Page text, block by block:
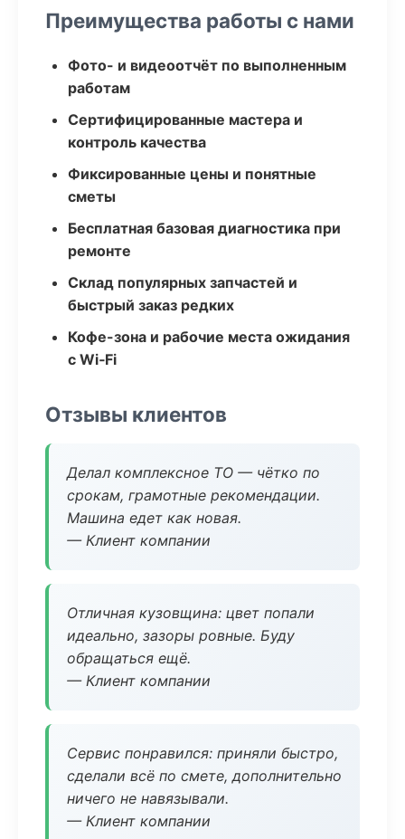
Преимущества работы с нами
Фото- и видеоотчёт по выполненным
работам
Сертифицированные мастера и
контроль качества
Фиксированные цены и понятные
сметы
Бесплатная базовая диагностика при
ремонте
Склад популярных запчастей и
быстрый заказ редких
Кофе-зона и рабочие места ожидания
с Wi‑Fi
Отзывы клиентов
Делал комплексное ТО — чётко по
срокам, грамотные рекомендации.
Машина едет как новая.
— Клиент компании
Отличная кузовщина: цвет попали
идеально, зазоры ровные. Буду
обращаться ещё.
— Клиент компании
Сервис понравился: приняли быстро,
сделали всё по смете, дополнительно
ничего не навязывали.
— Клиент компании